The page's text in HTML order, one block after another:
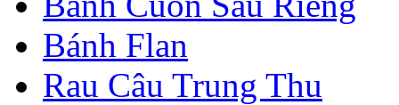
Bánh Flan
Rau Câu Trung Thu